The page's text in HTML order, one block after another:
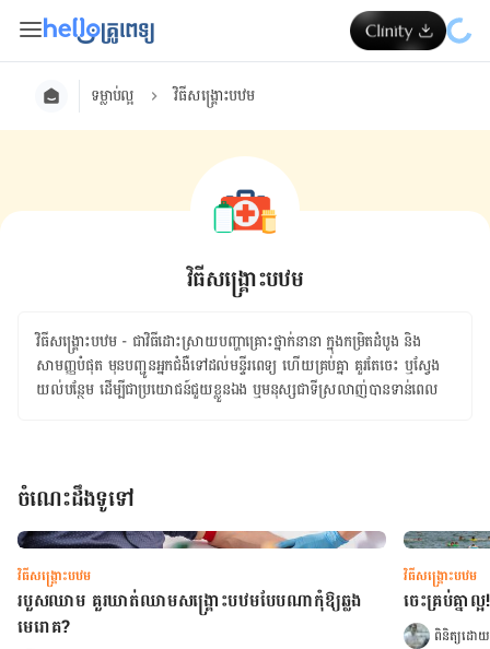
ទម្លាប់ល្អ វិធីសង្គ្រោះបឋម
វិធីសង្គ្រោះបឋម
វិធីសង្គ្រោះបឋម - ជា​វិធី​ដោះស្រាយ​បញ្ហា​គ្រោះថ្នាក់​នានា ក្នុង​កម្រិត​ដំបូង និង​
សាមញ្ញ​បំផុត មុន​បញ្ជូន​អ្នក​ជំងឺ​ទៅ​ដល់​មន្ទីរ​ពេទ្យ ហើយ​គ្រប់គ្នា គួរ​តែ​ចេះ ឬ​ស្វែង
យល់​បន្ថែម ដើម្បី​ជា​ប្រយោជន៍​ជួយ​ខ្លួន​ឯង ឬ​មនុស្ស​ជា​ទីស្រលាញ់​បាន​ទាន់​ពេល
ចំណេះដឹងទូទៅ
វិធីសង្គ្រោះបឋម
របួសឈាម គួរឃាត់ឈាមសង្រ្គោះបឋមបែបណាកុំឱ្យឆ្លង
មេរោគ?
វិធីសង្គ្រោះបឋម
ចេះគ្រប់គ្ន
ពិនិត្យដោ